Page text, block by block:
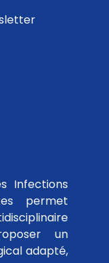
Infections
permet
un
adapté,